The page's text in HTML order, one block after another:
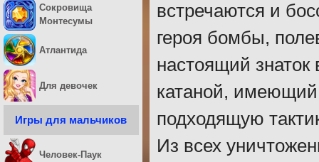
встречаются и
героя бомбы,
настоящий
катаной, имеющий
подходящую
Из всех
Сокровища
Монтесумы
Атлантида
Для девочек
Игры для мальчиков
Человек-Паук